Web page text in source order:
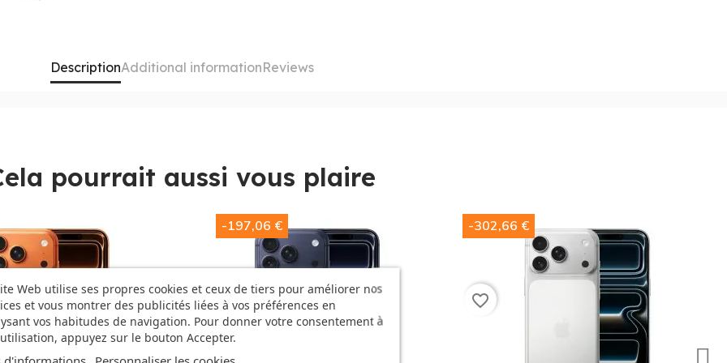
DescriptionAdditional informationReviews
pourrait aussi vous plaire
-197,06 €
favorite_border
-302,66 €
favorite_border
Web utilise ses propres cookies et ceux de tiers pour améliorer nos
et vous montrer des publicités liées à vos préférences en
vos habitudes de navigation. Pour donner votre consentement à
appuyez sur le bouton Accepter.